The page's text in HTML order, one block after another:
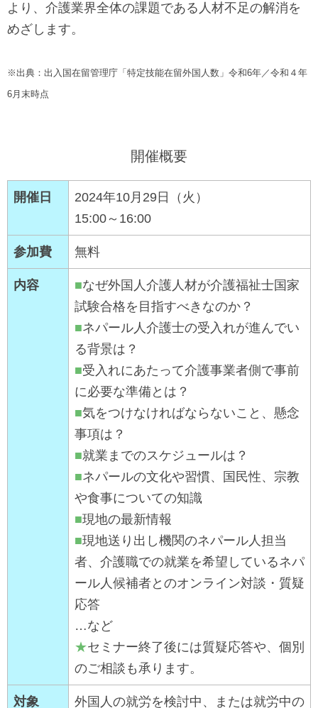
ま
フ
ッ
動
より、介護業界全体の課題である人材不足の解消を
めざします。
※出典：出入国在留管理庁「特定技能在留外国人数」令和6年／令和４年
6月末時点
開催概要
開催日
2024年10月29日（火）
15:00～16:00
参加費 無料
内容 ■なぜ外国人介護人材が介護福祉士国家
試験合格を目指すべきなのか？
■ネパール人介護士の受入れが進んでい
る背景は？
■受入れにあたって介護事業者側で事前
に必要な準備とは？
■気をつけなければならないこと、懸念
事項は？
■就業までのスケジュールは？
■ネパールの文化や習慣、国民性、宗教
や食事についての知識
■現地の最新情報
■現地送り出し機関のネパール人担当
者、介護職での就業を希望しているネパ
ール人候補者とのオンライン対談・質疑
応答
…など
★セミナー終了後には質疑応答や、個別
のご相談も承ります。
対象 外国人の就労を検討中、または就労中の